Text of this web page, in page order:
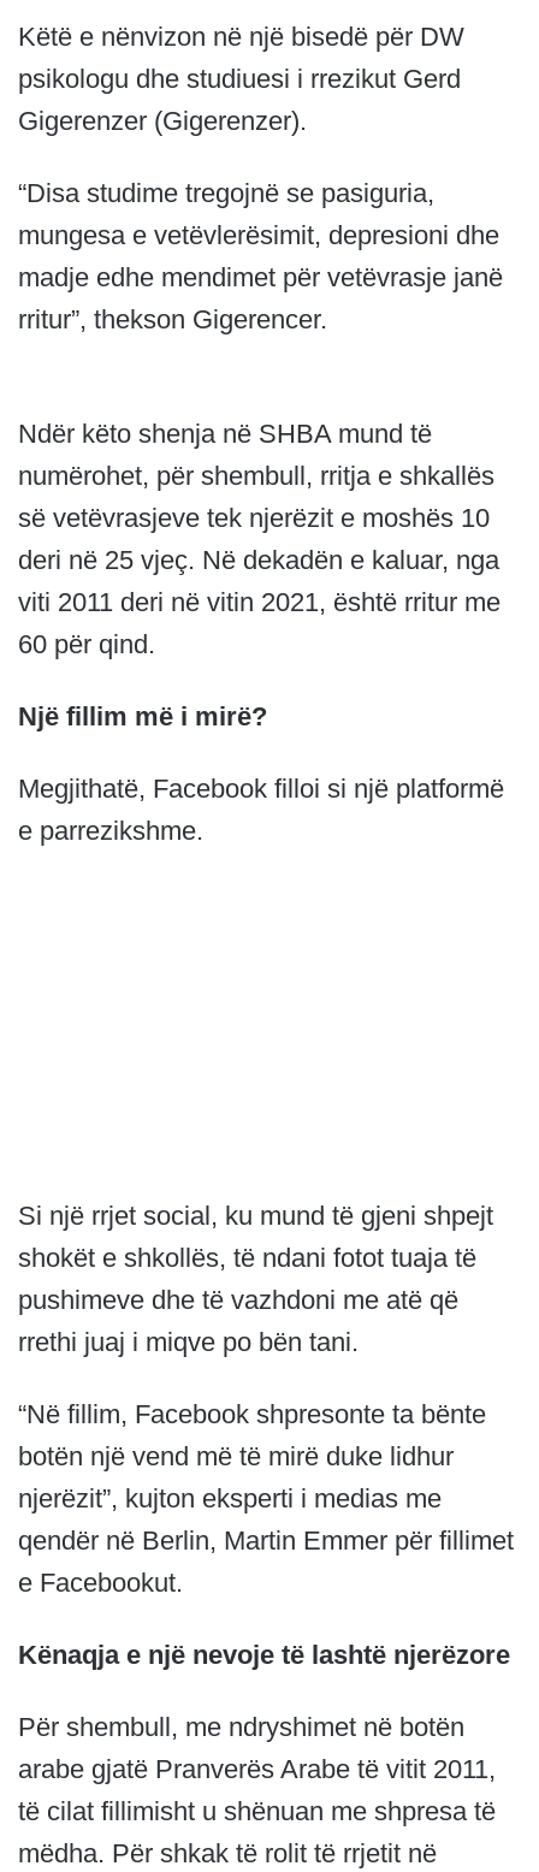
Këtë e nënvizon në një bisedë për DW
psikologu dhe studiuesi i rrezikut Gerd
Gigerenzer (Gigerenzer).
“Disa studime tregojnë se pasiguria,
mungesa e vetëvlerësimit, depresioni dhe
madje edhe mendimet për vetëvrasje janë
rritur”, thekson Gigerencer.
Ndër këto shenja në SHBA mund të
numërohet, për shembull, rritja e shkallës
së vetëvrasjeve tek njerëzit e moshës 10
deri në 25 vjeç. Në dekadën e kaluar, nga
viti 2011 deri në vitin 2021, është rritur me
60 për qind.
Një fillim më i mirë?
Megjithatë, Facebook filloi si një platformë
e parrezikshme.
Si një rrjet social, ku mund të gjeni shpejt
shokët e shkollës, të ndani fotot tuaja të
pushimeve dhe të vazhdoni me atë që
rrethi juaj i miqve po bën tani.
“Në fillim, Facebook shpresonte ta bënte
botën një vend më të mirë duke lidhur
njerëzit”, kujton eksperti i medias me
qendër në Berlin, Martin Emmer për fillimet
e Facebookut.
Kënaqja e një nevoje të lashtë njerëzore
Për shembull, me ndryshimet në botën
arabe gjatë Pranverës Arabe të vitit 2011,
të cilat fillimisht u shënuan me shpresa të
mëdha. Për shkak të rolit të rrjetit në